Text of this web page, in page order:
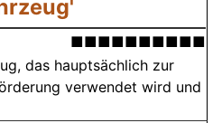
■■■■■■■■■■
das hauptsächlich zur
verwendet wird und